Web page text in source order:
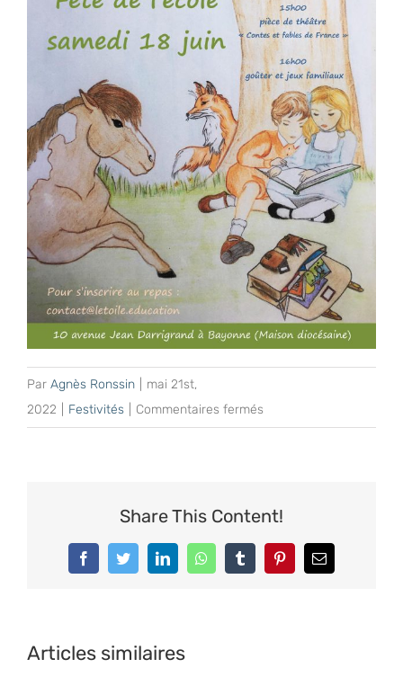
Par Agnès Ronssin
mai 21st,
2022
Festivités Commentaires fermés
école
Share This Content!
FacebookTwitterLinkedInWhatsAppTumblrPinterestEmail
Articles similaires